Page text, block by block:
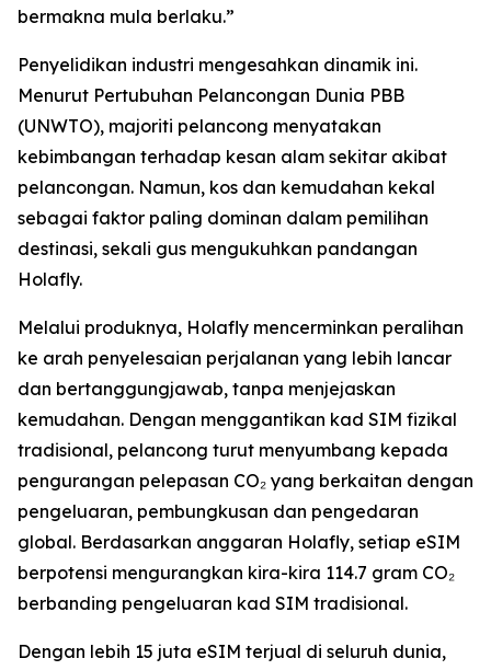
bermakna mula berlaku.”
Penyelidikan industri mengesahkan dinamik ini.
Menurut Pertubuhan Pelancongan Dunia PBB
(UNWTO), majoriti pelancong menyatakan
kebimbangan terhadap kesan alam sekitar akibat
pelancongan. Namun, kos dan kemudahan kekal
sebagai faktor paling dominan dalam pemilihan
destinasi, sekali gus mengukuhkan pandangan
Holafly.
Melalui produknya, Holafly mencerminkan peralihan
ke arah penyelesaian perjalanan yang lebih lancar
dan bertanggungjawab, tanpa menjejaskan
kemudahan. Dengan menggantikan kad SIM fizikal
tradisional, pelancong turut menyumbang kepada
pengurangan pelepasan CO₂ yang berkaitan dengan
pengeluaran, pembungkusan dan pengedaran
global. Berdasarkan anggaran Holafly, setiap eSIM
berpotensi mengurangkan kira-kira 114.7 gram CO₂
berbanding pengeluaran kad SIM tradisional.
Dengan lebih 15 juta eSIM terjual di seluruh dunia,